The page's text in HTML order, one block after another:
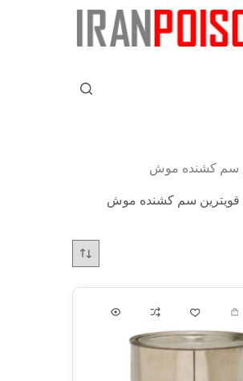
سم کشنده موش
قویترین سم کشنده موش